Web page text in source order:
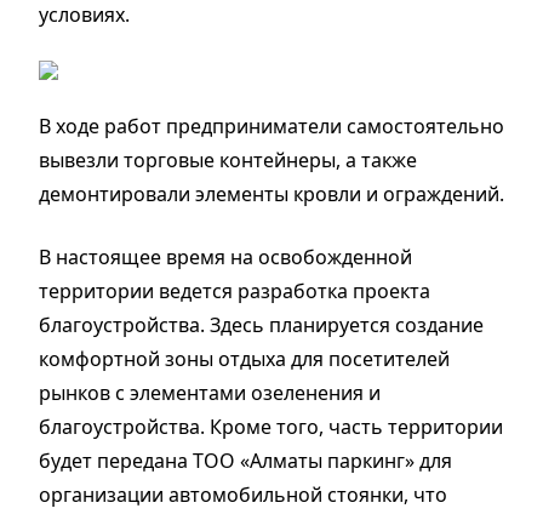
условиях.
В ходе работ предприниматели самостоятельно
вывезли торговые контейнеры, а также
демонтировали элементы кровли и ограждений.
В настоящее время на освобожденной
территории ведется разработка проекта
благоустройства. Здесь планируется создание
комфортной зоны отдыха для посетителей
рынков с элементами озеленения и
благоустройства. Кроме того, часть территории
будет передана ТОО «Алматы паркинг» для
организации автомобильной стоянки, что